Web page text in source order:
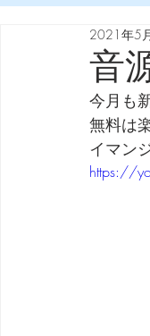
弦交換の記録
Imanjy Studio 使
劇団 Avan 劇伴
音
2021年5
今月も
無料は
イマン
https://